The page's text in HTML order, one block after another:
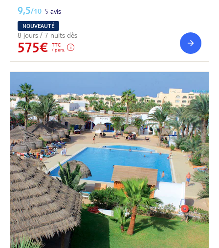
9,5/10 5 avis
NOUVEAUTÉ
8 jours / 7 nuits dès
575€
TTC
/ pers.